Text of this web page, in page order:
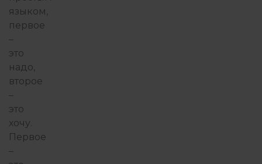
языком,
первое
–
это
надо,
второе
–
это
хочу.
Первое
–